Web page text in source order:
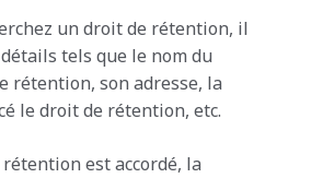
un droit de rétention, il
tels que le nom du
rétention, son adresse, la
le droit de rétention, etc.
est accordé, la